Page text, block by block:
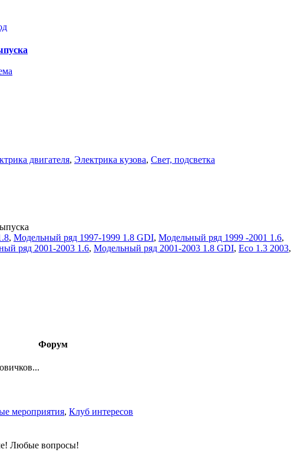
двигателя, Электрика кузова, Свет, подсветка
, Модельный ряд 1997-1999 1.8 GDI, Модельный ряд 1999 -2001 1.6,
ряд 2001-2003 1.6, Модельный ряд 2001-2003 1.8 GDI, Eco 1.3 2003,
Форум
мероприятия, Клуб интересов
Любые вопросы!